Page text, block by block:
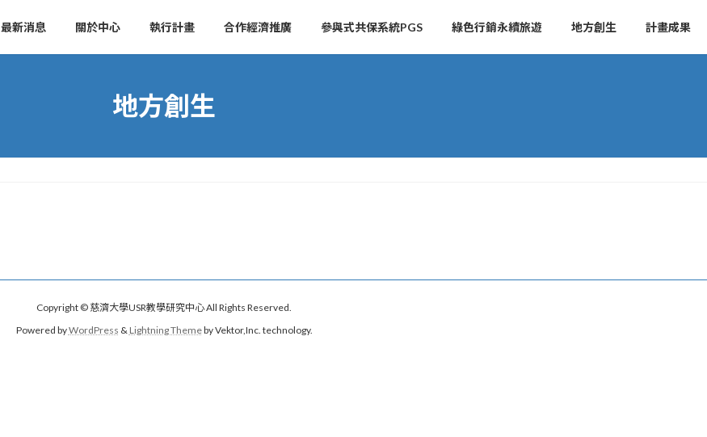
最新消息 關於中心 執行計畫 合作經濟推廣 參與式共保系統PGS 綠色行銷永續旅遊 地方創生 計畫成果
地方創生
Copyright © 慈濟大學USR教學研究中心 All Rights Reserved.
Powered byWordPress & Lightning Themeby Vektor,Inc. technology.